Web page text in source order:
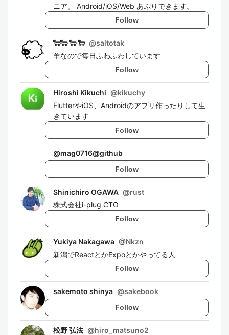
ニア。 Android/iOS/Web あぷりできます。
Follow
🐑🐑 🐑 🐑 @saitotak
羊なので毎日ふわふわしています
Follow
Hiroshi Kikuchi @kikuchy
FlutterやiOS、Androidのアプリ作ったりして生
きています
Follow
@mag0716@github
Follow
Shinichiro OGAWA @rust
株式会社i-plug CTO
Follow
Yukiya Nakagawa @Nkzn
新潟でReactとかExpoとかやってる人
Follow
sakemoto shinya @sakebook
Follow
松野 弘法 @hiro_matsuno2